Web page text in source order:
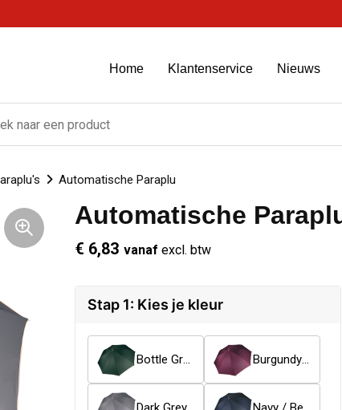
Home Klantenservice Nieuws
Automatische Paraplu
Automatische
€ 6,83 vanaf excl. btw
Stap 1: Kies je kleur
Bottle Green / Beige Burgundy / Beige